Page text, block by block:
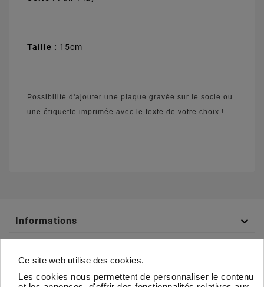
Taille : 15cm
Possibilité d'ajouter une plaque gravée sur le socle ou
une étiquette imprimée avec le texte de votre choix !
Informations 
Votre Compte 
Ce site web utilise des cookies.
Les cookies nous permettent de personnaliser le contenu